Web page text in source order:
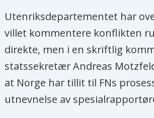
Utenriksdepartementet har
villet kommentere konflikten
direkte, men i en skriftlig
statssekretær Andreas
at Norge har tillit til FNs
utnevnelse av